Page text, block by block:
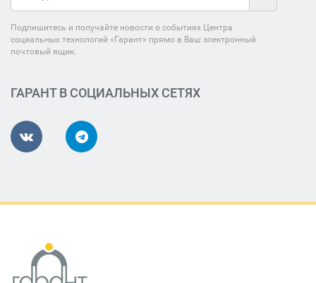
Подпишитесь и получайте новости о событиях Центра
социальных технологий «Гарант» прямо в Ваш электронный
почтовый ящик.
ГАРАНТ В СОЦИАЛЬНЫХ СЕТЯХ